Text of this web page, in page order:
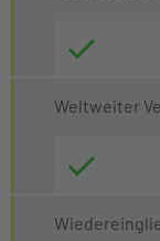
Weltweiter